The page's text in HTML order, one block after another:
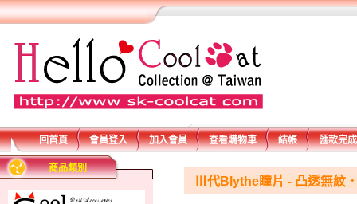
回首頁 會員登入 加入會員 查看購物車 結帳 匯款完
商品類別
Ⅲ代Blythe瞳片 - 凸透無紋